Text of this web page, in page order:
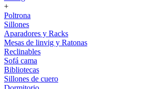
+
Poltrona
Sillones
Aparadores y Racks
Mesas de linvig y Ratonas
Reclinables
Sofá cama
Bibliotecas
Sillones de cuero